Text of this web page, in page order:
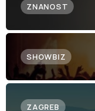
ZNANOST
SHOWBIZ
ZAGREB